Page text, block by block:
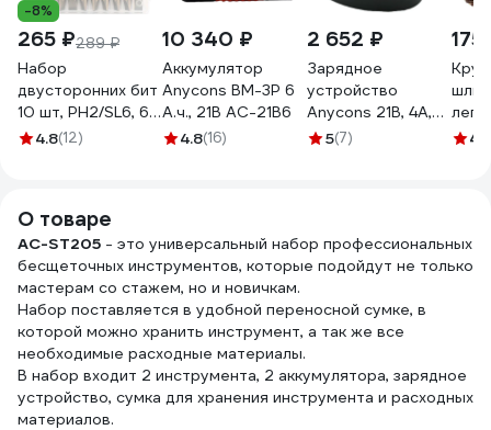
-8%
265 ₽289 ₽
Набор
двусторонних бит
10 шт, PH2/SL6, 65
мм KENDO
4.8(12)
10 340 ₽
Аккумулятор
Anycons BM-3P 6
А.ч., 21В AC-21B6
4.8(16)
2 652 ₽
Зарядное
устройство
Anycons 21В, 4А,
AC-C1 5223210
5(7)
175
Круг
4.6
О товаре
AC-ST205 - это универсальный набор профессиональных
бесщеточных инструментов, которые подойдут не только
мастерам со стажем, но и новичкам.
Набор поставляется в удобной переносной сумке, в
которой можно хранить инструмент, а так же все
необходимые расходные материалы.
В набор входит 2 инструмента, 2 аккумулятора, зарядное
устройство, сумка для хранения инструмента и расходных
материалов.